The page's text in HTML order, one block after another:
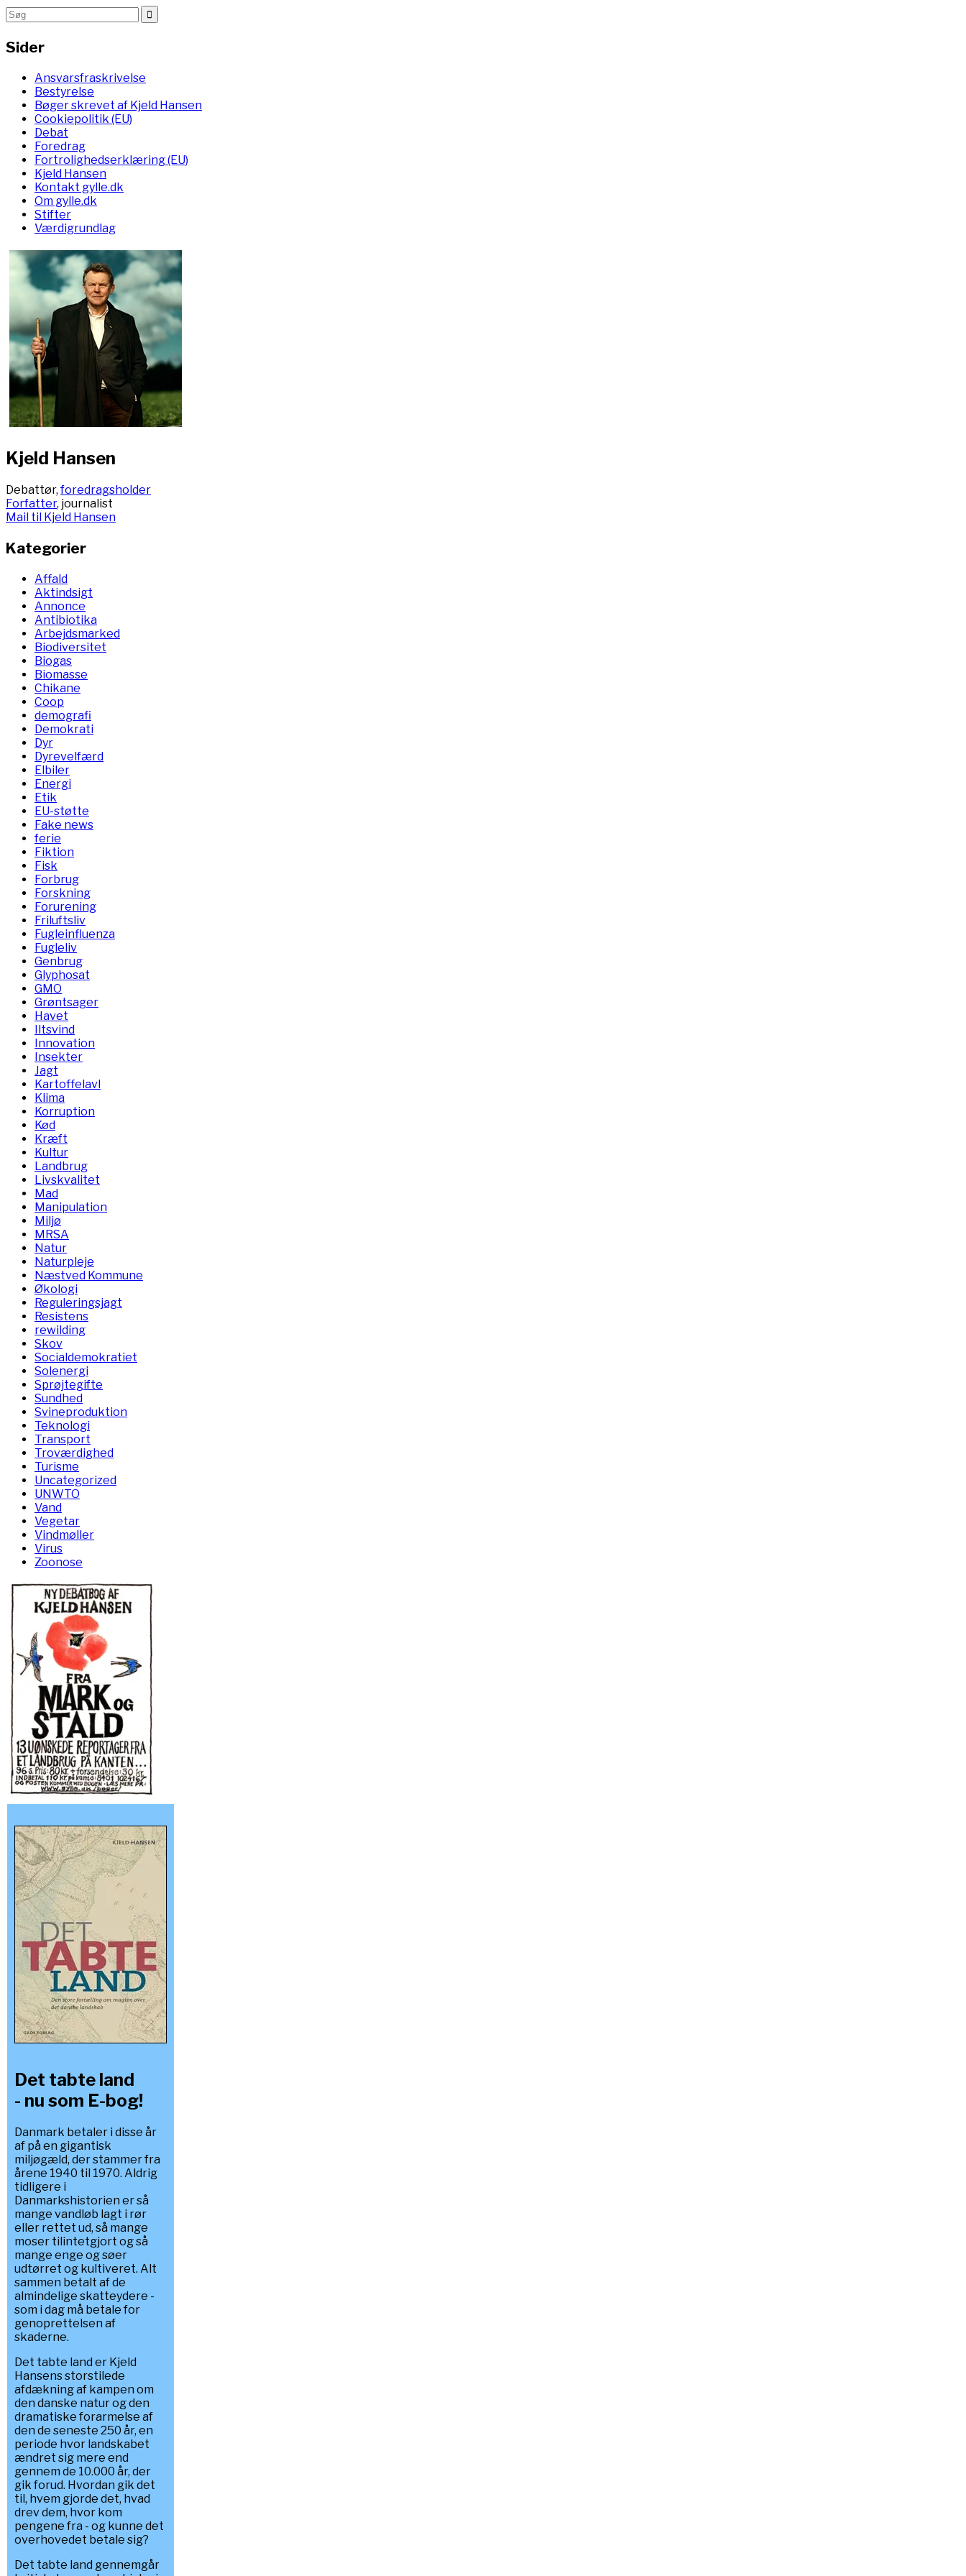
Sider
Ansvarsfraskrivelse
Bestyrelse
Bøger skrevet af Kjeld Hansen
Cookiepolitik (EU)
Debat
Foredrag
Fortrolighedserklæring (EU)
Kjeld Hansen
Kontakt gylle.dk
Om gylle.dk
Stifter
Værdigrundlag
Kjeld Hansen
Debattør,foredragsholder
Forfatter, journalist
Mail til Kjeld Hansen
Kategorier
Affald
Aktindsigt
Annonce
Antibiotika
Arbejdsmarked
Biodiversitet
Biogas
Biomasse
Chikane
Coop
demografi
Demokrati
Dyr
Dyrevelfærd
Elbiler
Energi
Etik
EU-støtte
Fake news
ferie
Fiktion
Fisk
Forbrug
Forskning
Forurening
Friluftsliv
Fugleinfluenza
Fugleliv
Genbrug
Glyphosat
GMO
Grøntsager
Havet
Iltsvind
Innovation
Insekter
Jagt
Kartoffelavl
Klima
Korruption
Kød
Kræft
Kultur
Landbrug
Livskvalitet
Mad
Manipulation
Miljø
MRSA
Natur
Naturpleje
Næstved Kommune
Økologi
Reguleringsjagt
Resistens
rewilding
Skov
Socialdemokratiet
Solenergi
Sprøjtegifte
Sundhed
Svineproduktion
Teknologi
Transport
Troværdighed
Turisme
Uncategorized
UNWTO
Vand
Vegetar
Vindmøller
Virus
Zoonose
Det tabte land
- nu som E-bog!
Danmark betaler i disse år
af på en gigantisk
miljøgæld, der stammer fra
årene 1940 til 1970. Aldrig
tidligere i
Danmarkshistorien er så
mange vandløb lagt i rør
eller rettet ud, så mange
moser tilintetgjort og så
mange enge og søer
udtørret og kultiveret. Alt
sammen betalt af de
almindelige skatteydere -
som i dag må betale for
genoprettelsen af
skaderne.
Det tabte land er Kjeld
Hansens storstilede
afdækning af kampen om
den danske natur og den
dramatiske forarmelse af
den de seneste 250 år, en
periode hvor landskabet
ændret sig mere end
gennem de 10.000 år, der
gik forud. Hvordan gik det
til, hvem gjorde det, hvad
drev dem, hvor kom
pengene fra - og kunne det
overhovedet betale sig?
Det tabte land gennemgår